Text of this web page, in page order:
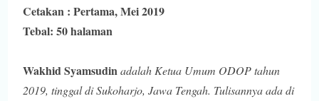
Cetakan : Pertama, Mei 2019
Tebal: 50 halaman
Wakhid Syamsudin adalah Ketua Umum ODOP tahun
2019, tinggal di Sukoharjo, Jawa Tengah. Tulisannya ada di